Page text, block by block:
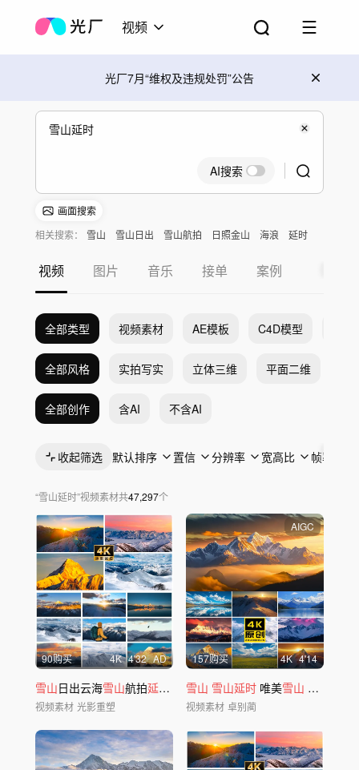
视频
光厂7月“维权及违规处罚”公告
AI搜索
画面搜索
相关搜索：
雪山 雪山日出 雪山航拍 日照金山 海浪 延时
视频 图片 音乐 接单 案例
全部类型 视频素材 AE模板 C4D模型
全部风格 实拍写实 立体三维 平面二维
全部创作 含AI 不含AI
收起筛选 默认排序 置信 分辨率 宽高比 帧率
“雪山延时”视频素材共47,297个
90购买 4K 4'32 AD
雪山日出云海雪山航拍延时 风光日照金山合集
视频素材 光影重塑
AIGC
157购买 4K 4'14
雪山 雪山延时 唯美雪山
视频素材 卓别蔺